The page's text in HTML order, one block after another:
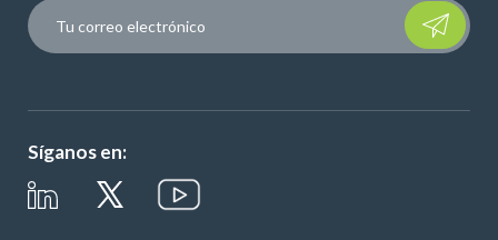
Please
Síganos en: